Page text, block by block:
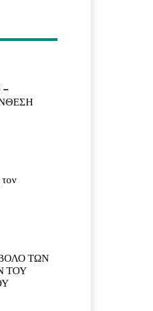
ΤΩΝ
ΤΟΥ